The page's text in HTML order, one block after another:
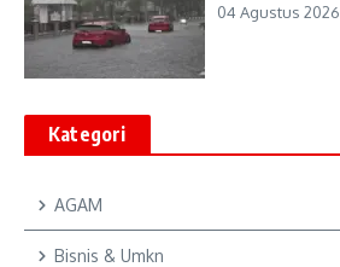
04 Agustus 2026
Kategori
AGAM
Bisnis & Umkn